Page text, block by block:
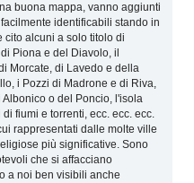
buona mappa, vanno aggiunti
identificabili stando in
cito alcuni a solo titolo di
Piona e del Diavolo, il
Morcate, di Lavedo e della
i Pozzi di Madrone e di Riva,
Albonico o del Poncio, l'isola
fiumi e torrenti, ecc. ecc. ecc.
rappresentati dalle molte ville
più significative. Sono
che si affacciano
a noi ben visibili anche